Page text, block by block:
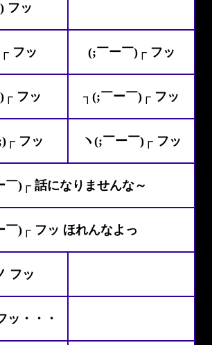
フッ
フッ (;￣ー￣)┌ フッ
フッ ┐(;￣ー￣)┌ フッ
フッ ヽ(;￣ー￣)┌ フッ
￣)┌ 話になりませんな～
￣)┌ フッ ほれんなよっ
フッ
ッ・・・